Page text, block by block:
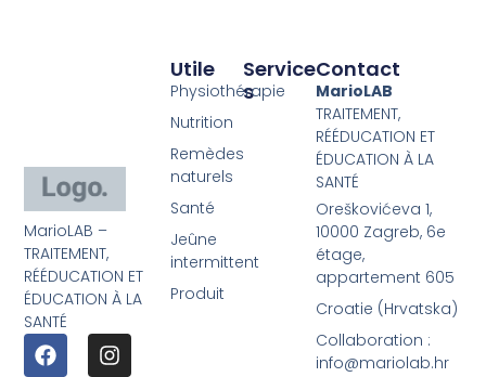
MarioLAB –
TRAITEMENT,
RÉÉDUCATION ET
ÉDUCATION À LA
SANTÉ
Service
S
Utile
Physiothérapie
Nutrition
Remèdes
naturels
Santé
Jeûne
intermittent
Produit
Contact
MarioLAB
TRAITEMENT,
RÉÉDUCATION ET
ÉDUCATION À LA
SANTÉ
Oreškovićeva 1,
10000 Zagreb, 6e
étage,
appartement 605
Croatie (Hrvatska)
Collaboration :
info@mariolab.hr